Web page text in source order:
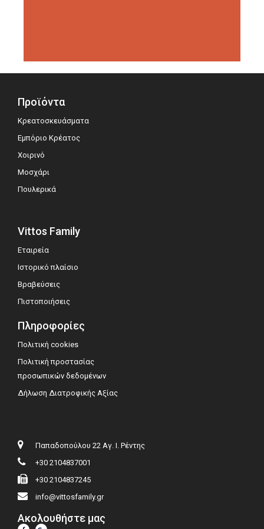
Προϊόντα
Κρεατοσκευάσματα
Εμπόριο Κρέατος
Χοιρινό
Μοσχάρι
Πουλερικά
Vittos Family
Εταιρεία
Ιστορικό πλαίσιο
Βραβεύσεις
Πιστοποιήσεις
Πληροφορίες
Πολιτική cookies
Πολιτική προστασίας
προσωπικών δεδομένων
Δήλωση Διατροφικής Αξίας
Παπαδοπούλου 22 Αγ. Ι. Ρέντης
+30 2104837001
+30 2104837245
info@vittosfamily.gr
Ακολουθήστε μας